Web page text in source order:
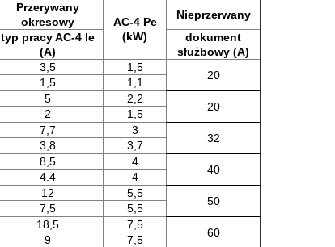
Przerywany
okresowy
AC-4 Pe
(kW)
Nieprzerwany
typ pracy AC-4 le
(A)
dokument
służbowy (A)
3,5 1,5
20
1,5
1,1
5 2,2
20
2
1,5
7,7 3
32
3,8
3,7
8,5 4
40
4.4
4
12 5,5
50
7,5
5,5
18,5 7,5
60
9
7,5